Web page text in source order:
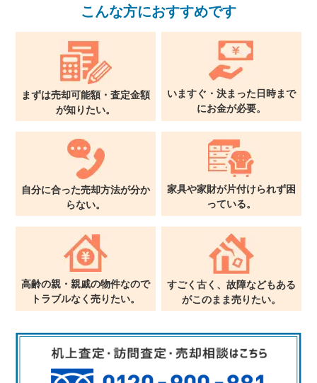
東京本社 0120-900-881
関西支社 0120-711-018
こんな方におすすめです
まずは売却可能額・査定金額
が知りたい。
いますぐ・決まった日時まで
にお金が必要。
自分に合った売却方法が分か
らない。
家具や家財が片付けられず困
っている。
高齢の親・親戚の物件なので
トラブルなく売りたい。
すごく古く、故障などもある
がこのまま売りたい。